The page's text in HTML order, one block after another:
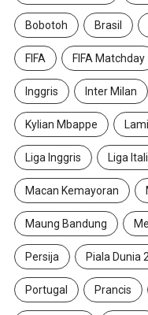
Bobotoh Brasil
FIFA FIFA Matchday
Inggris Inter Milan
Kylian Mbappe
Liga Inggris Liga
Macan Kemayoran
Maung Bandung
Persija Piala Dunia
Portugal Prancis